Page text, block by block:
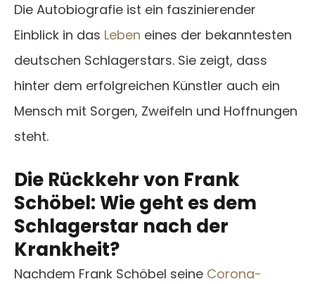
Die Autobiografie ist ein faszinierender
Einblick in das Leben eines der bekanntesten
deutschen Schlagerstars. Sie zeigt, dass
hinter dem erfolgreichen Künstler auch ein
Mensch mit Sorgen, Zweifeln und Hoffnungen
steht.
Die Rückkehr von Frank
Schöbel: Wie geht es dem
Schlagerstar nach der
Krankheit?
Nachdem Frank Schöbel seine Corona-